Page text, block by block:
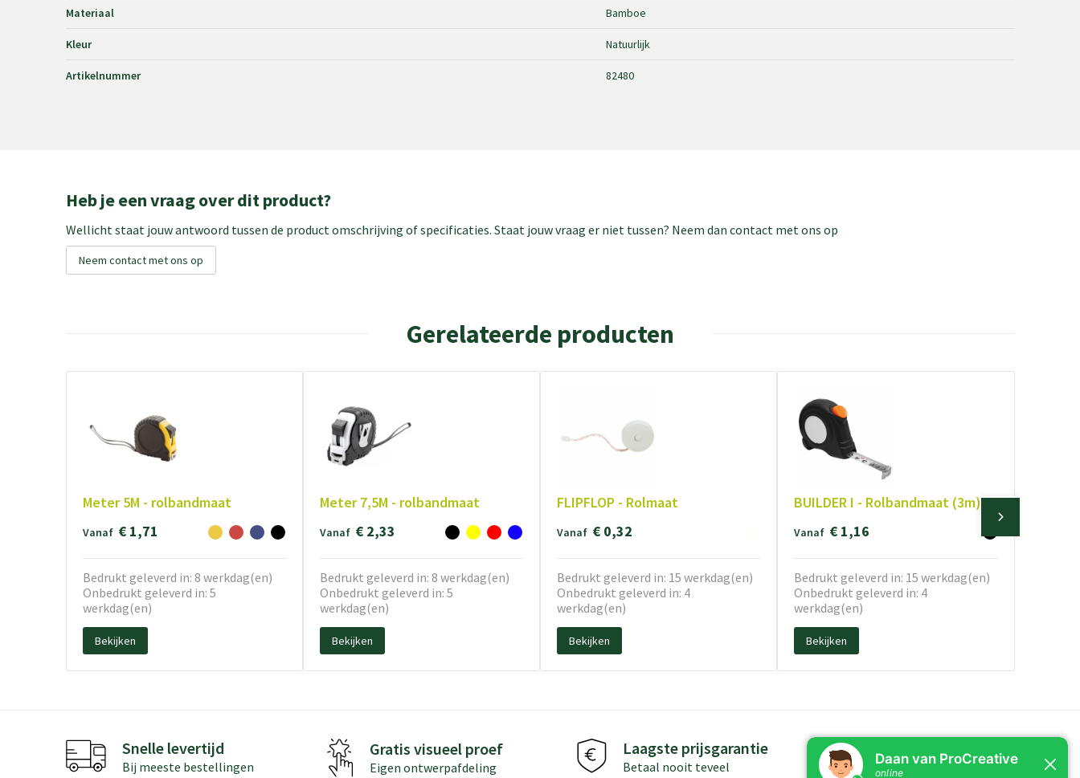
Materiaal Bamboe
Kleur Natuurlijk
Artikelnummer 82480
Heb je een vraag over dit product?
Wellicht staat jouw antwoord tussen de product omschrijving of specificaties. Staat jouw vraag er niet tussen? Neem dan contact met ons op
Neem contact met ons op
Gerelateerde producten
Meter 5M - rolbandmaat
Vanaf € 1,71
Bedrukt geleverd in: 8 werkdag(en)
Onbedrukt geleverd in: 5
werkdag(en)
Bekijken
Meter 7,5M - rolbandmaat
Vanaf € 2,33
Bedrukt geleverd in: 8 werkdag(en)
Onbedrukt geleverd in: 5
werkdag(en)
Bekijken
FLIPFLOP - Rolmaat
Vanaf € 0,32
Bedrukt geleverd in: 15 werkdag(en)
Onbedrukt geleverd in: 4
werkdag(en)
Bekijken
BUILDER I - Rolbandmaat (3m)
Vanaf € 1,16
Bedrukt geleverd in: 15 werkdag(en)
Onbedrukt geleverd in: 4
werkdag(en)
Bekijken
Snelle levertijd
Bij meeste bestellingen
Gratis visueel proef
Eigen ontwerpafdeling
Laagste prijsgarantie
Betaal nooit teveel Kennis in producten